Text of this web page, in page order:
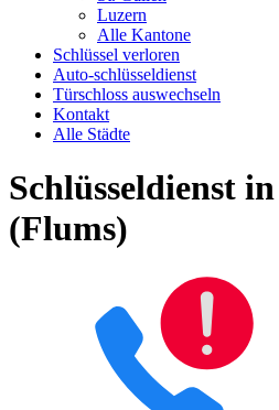
Luzern
Alle Kantone
Schlüssel verloren
Auto-schlüsseldienst
Türschloss auswechseln
Kontakt
Alle Städte
Schlüsseldienst
(Flums)